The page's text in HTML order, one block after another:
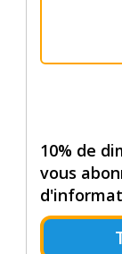
10% de
vous